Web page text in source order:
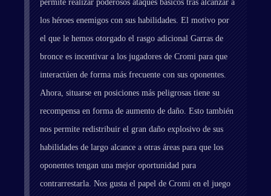
permite realizar poderosos ataques básicos tras alcanzar a
los héroes enemigos con sus habilidades. El motivo por
el que le hemos otorgado el rasgo adicional Garras de
bronce es incentivar a los jugadores de Cromi para que
interactúen de forma más frecuente con sus oponentes.
Ahora, situarse en posiciones más peligrosas tiene su
recompensa en forma de aumento de daño. Esto también
nos permite redistribuir el gran daño explosivo de sus
habilidades de largo alcance a otras áreas para que los
oponentes tengan una mejor oportunidad para
contrarrestarla. Nos gusta el papel de Cromi en el juego